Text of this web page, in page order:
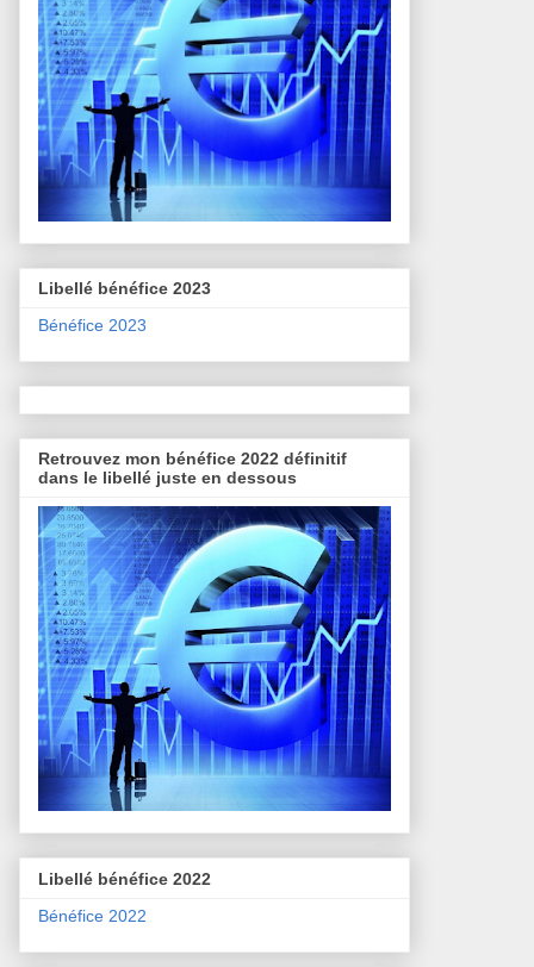
Libellé bénéfice 2023
Bénéfice 2023
Retrouvez mon bénéfice 2022 définitif
dans le libellé juste en dessous
Libellé bénéfice 2022
Bénéfice 2022